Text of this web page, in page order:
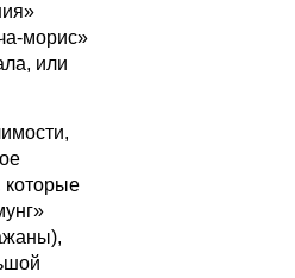
морис»
или
которые